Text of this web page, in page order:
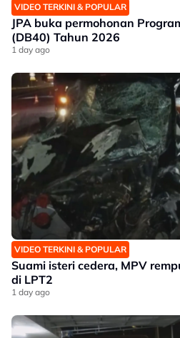
VIDEO TERKINI & POPULAR
JPA buka permohonan
(DB40) Tahun 2026
1 day ago
VIDEO TERKINI & POPULAR
Suami isteri cedera, MPV
di LPT2
1 day ago